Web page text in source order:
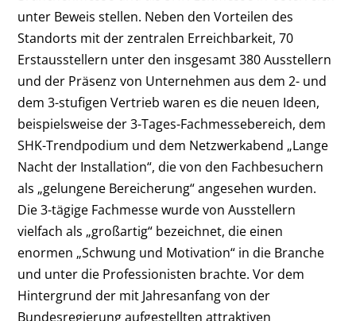
unter Beweis stellen. Neben den Vorteilen des
Standorts mit der zentralen Erreichbarkeit, 70
Erstausstellern unter den insgesamt 380 Ausstellern
und der Präsenz von Unternehmen aus dem 2- und
dem 3-stufigen Vertrieb waren es die neuen Ideen,
beispielsweise der 3-Tages-Fachmessebereich, dem
SHK-Trendpodium und dem Netzwerkabend „Lange
Nacht der Installation“, die von den Fachbesuchern
als „gelungene Bereicherung“ angesehen wurden.
Die 3-tägige Fachmesse wurde von Ausstellern
vielfach als „großartig“ bezeichnet, die einen
enormen „Schwung und Motivation“ in die Branche
und unter die Professionisten brachte. Vor dem
Hintergrund der mit Jahresanfang von der
Bundesregierung aufgestellten attraktiven